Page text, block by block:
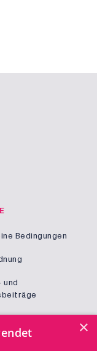
Bedingungen
und
×